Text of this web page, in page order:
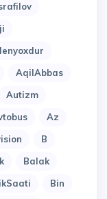
AqilAbbas
Autizm
Az
B
Balak
Bin